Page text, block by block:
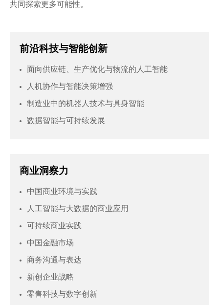
共同探索更多可能性。
前沿科技与智能创新
面向供应链、生产优化与物流的人工智能
人机协作与智能决策增强
制造业中的机器人技术与具身智能
数据智能与可持续发展
商业洞察力
中国商业环境与实践
人工智能与大数据的商业应用
可持续商业实践
中国金融市场
商务沟通与表达
新创企业战略
零售科技与数字创新